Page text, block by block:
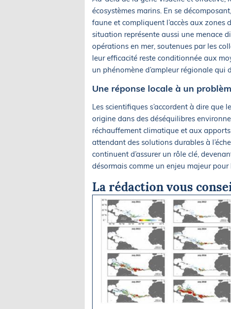
écosystèmes marins. En se
faune et compliquent l’accès aux zones
situation représente aussi une menace
opérations en mer, soutenues par les
leur efficacité reste conditionnée aux
un phénomène d’ampleur régionale
Une réponse locale à un
Les scientifiques s’accordent à dire que
origine dans des déséquilibres
réchauffement climatique et aux
attendant des solutions durables à
continuent d’assurer un rôle clé,
désormais comme un enjeu majeur pour
La rédaction vous